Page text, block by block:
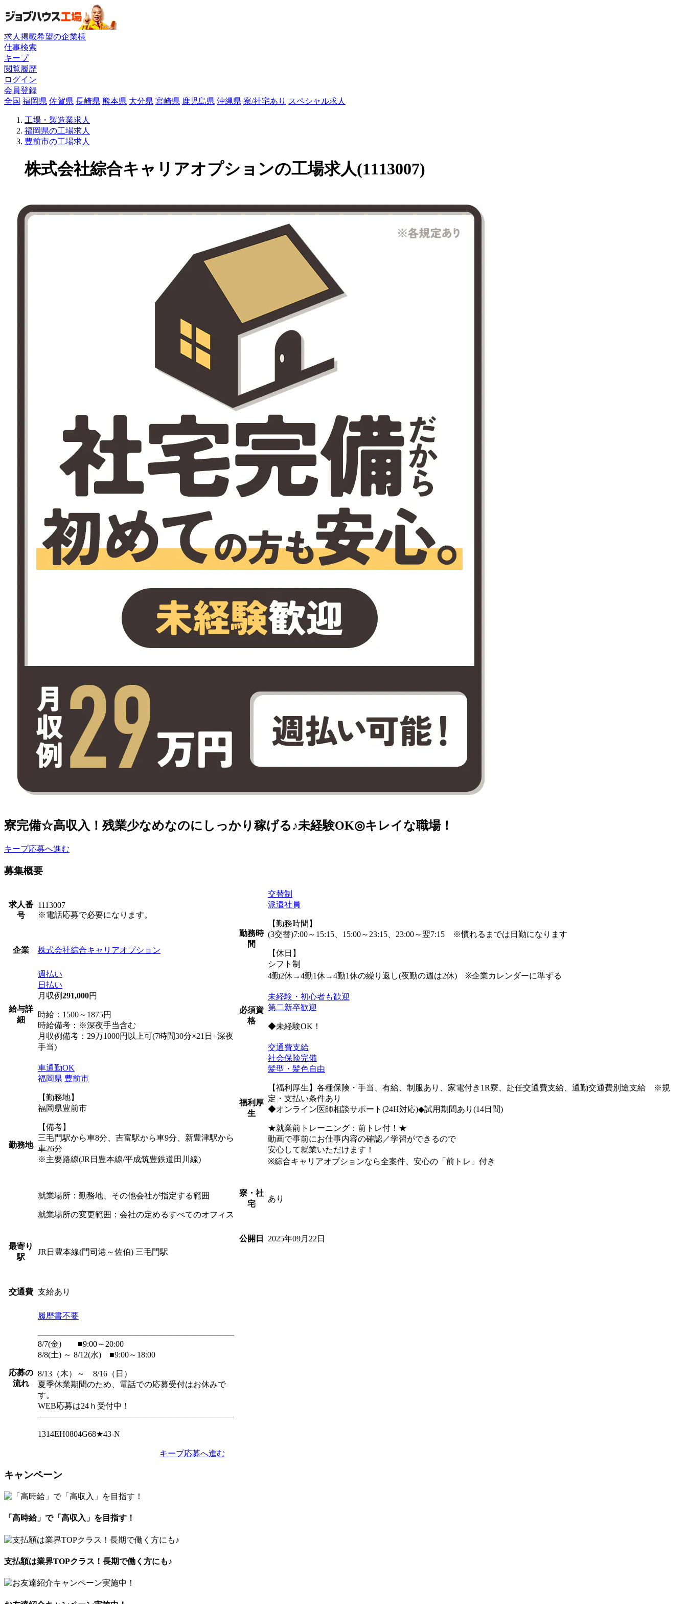
求人掲載希望の企業様
仕事検索
キープ
閲覧履歴
ログイン
会員登録
全国 福岡県 佐賀県 長崎県 熊本県 大分県 宮崎県 鹿児島県 沖縄県 寮/社宅あり スペシャル求人
工場・製造業求人
福岡県の工場求人
豊前市の工場求人
株式会社綜合キャリアオプションの工場求人(1113007)
寮完備☆高収入！残業少なめなのにしっかり稼げる♪未経験OK◎キレイな職場！
キープ応募へ進む
募集概要
求人番
号
1113007
※電話応募で必要になります。
企業 株式会社綜合キャリアオプション
給与詳
細
週払い
日払い
月収例291,000円
時給：1500～1875円
時給備考：※深夜手当含む
月収例備考：29万1000円以上可(7時間30分×21日+深夜
手当)
勤務地
車通勤OK
福岡県 豊前市
【勤務地】
福岡県豊前市
【備考】
三毛門駅から車8分、吉富駅から車9分、新豊津駅から
車26分
※主要路線(JR日豊本線/平成筑豊鉄道田川線)
就業場所：勤務地、その他会社が指定する範囲
就業場所の変更範囲：会社の定めるすべてのオフィス
最寄り
駅
JR日豊本線(門司港～佐伯) 三毛門駅
交通費 支給あり
応募の
流れ
履歴書不要
――――――――――――――――――――――――
8/7(金) ■9:00～20:00
8/8(土) ～ 8/12(水) ■9:00～18:00
8/13（木）～ 8/16（日）
夏季休業期間のため、電話での応募受付はお休みで
す。
WEB応募は24ｈ受付中！
――――――――――――――――――――――――
1314EH0804G68★43-N
勤務時
間
交替制
派遣社員
【勤務時間】
(3交替)7:00～15:15、15:00～23:15、23:00～翌7:15 ※慣れるまでは日勤になります
【休日】
シフト制
4勤2休→4勤1休→4勤1休の繰り返し(夜勤の週は2休) ※企業カレンダーに準ずる
必須資
格
未経験・初心者も歓迎
第二新卒歓迎
◆未経験OK！
福利厚
生
交通費支給
社会保険完備
髪型・髪色自由
【福利厚生】各種保険・手当、有給、制服あり、家電付き1R寮、赴任交通費支給、通勤交通費別途支給 ※規
定・支払い条件あり
◆オンライン医師相談サポート(24H対応)◆試用期間あり(14日間)
★就業前トレーニング：前トレ付！★
動画で事前にお仕事内容の確認／学習ができるので
安心して就業いただけます！
※綜合キャリアオプションなら全案件、安心の「前トレ」付き
寮・社
宅
あり
公開日 2025年09月22日
キープ応募へ進む
キャンペーン
「高時給」で「高収入」を目指す！
支払額は業界TOPクラス！長期で働く方にも♪